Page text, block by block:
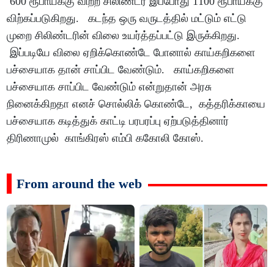
விற்கப்படுகிறது. கடந்த ஒரு வருடத்தில் மட்டும் எட்டு
முறை சிலிண்டரின் விலை உயர்த்தப்பட்டு இருக்கிறது.
இப்படியே விலை ஏறிக்கொண்டே போனால் காய்கறிகளை
பச்சையாக தான் சாப்பிட வேண்டும். காய்கறிகளை
பச்சையாக சாப்பிட வேண்டும் என்றுதான் அரசு
நினைக்கிறதா எனச் சொல்லிக் கொண்டே, கத்தரிக்காயை
பச்சையாக கடித்துக் காட்டி பரபரப்பு ஏற்படுத்தினார்
திரிணாமுல் காங்கிரஸ் எம்பி ககோலி கோஸ்.
From around the web